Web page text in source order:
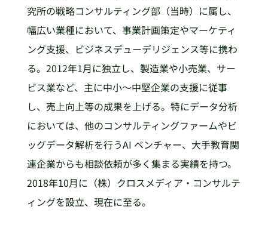
究所の戦略コンサルティング部（当時）に属し、
幅広い業種において、事業計画策定やマーケティ
ング支援、ビジネスデューデリジェンス等に携わ
る。2012年1月に独立し、製造業や小売業、サー
ビス業など、主に中小～中堅企業の支援に従事
し、売上向上等の成果を上げる。特にデータ分析
においては、他のコンサルティングファームやビ
ッグデータ解析を行うAI ベンチャー、大手教育関
連企業からも相談依頼が多く集まる実績を持つ。
2018年10月に（株）クロスメディア・コンサルテ
ィングを設立、現在に至る。